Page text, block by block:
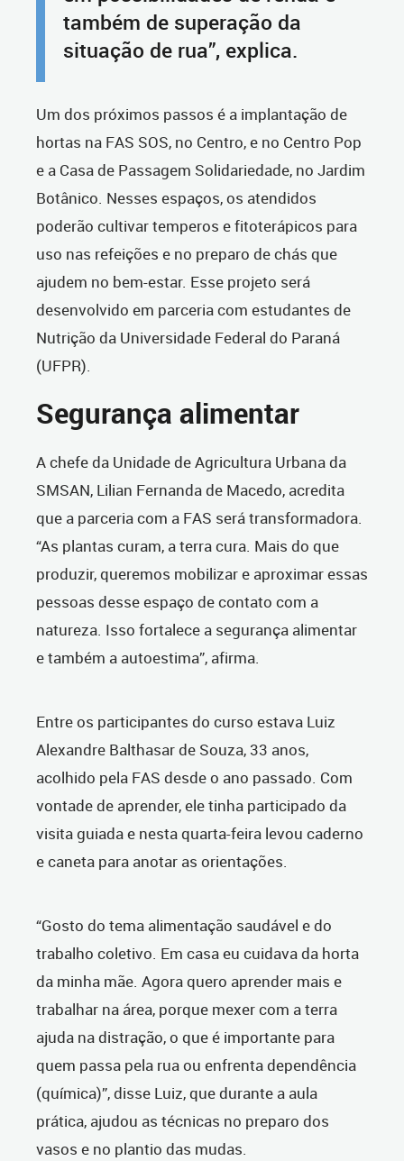
também de superação da
situação de rua”, explica.
Um dos próximos passos é a implantação de
hortas na FAS SOS, no Centro, e no Centro Pop
e a Casa de Passagem Solidariedade, no Jardim
Botânico. Nesses espaços, os atendidos
poderão cultivar temperos e fitoterápicos para
uso nas refeições e no preparo de chás que
ajudem no bem-estar. Esse projeto será
desenvolvido em parceria com estudantes de
Nutrição da Universidade Federal do Paraná
(UFPR).
Segurança alimentar
A chefe da Unidade de Agricultura Urbana da
SMSAN, Lilian Fernanda de Macedo, acredita
que a parceria com a FAS será transformadora.
“As plantas curam, a terra cura. Mais do que
produzir, queremos mobilizar e aproximar essas
pessoas desse espaço de contato com a
natureza. Isso fortalece a segurança alimentar
e também a autoestima”, afirma.
Entre os participantes do curso estava Luiz
Alexandre Balthasar de Souza, 33 anos,
acolhido pela FAS desde o ano passado. Com
vontade de aprender, ele tinha participado da
visita guiada e nesta quarta-feira levou caderno
e caneta para anotar as orientações.
“Gosto do tema alimentação saudável e do
trabalho coletivo. Em casa eu cuidava da horta
da minha mãe. Agora quero aprender mais e
trabalhar na área, porque mexer com a terra
ajuda na distração, o que é importante para
quem passa pela rua ou enfrenta dependência
(química)”, disse Luiz, que durante a aula
prática, ajudou as técnicas no preparo dos
vasos e no plantio das mudas.